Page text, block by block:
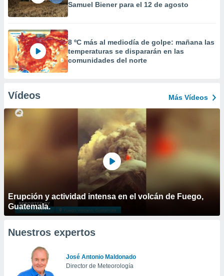
Samuel Biener para el 12 de agosto
8 ºC más al mediodía de golpe: mañana las
temperaturas se dispararán en las
comunidades del norte
Vídeos Más Vídeos
Erupción y actividad intensa en el volcán de Fuego,
Guatemala.
Nuestros expertos
José Antonio Maldonado
Director de Meteorología